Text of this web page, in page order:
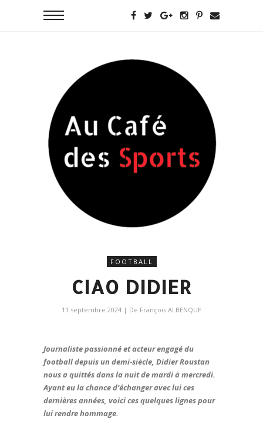
FOOTBALL
CIAO DIDIER
11 septembre 2024 | De François ALBENQUE
Journaliste passionné et acteur engagé du
football depuis un demi-siècle, Didier Roustan
nous a quittés dans la nuit de mardi à mercredi.
Ayant eu la chance d’échanger avec lui ces
dernières années, voici ces quelques lignes pour
lui rendre hommage.